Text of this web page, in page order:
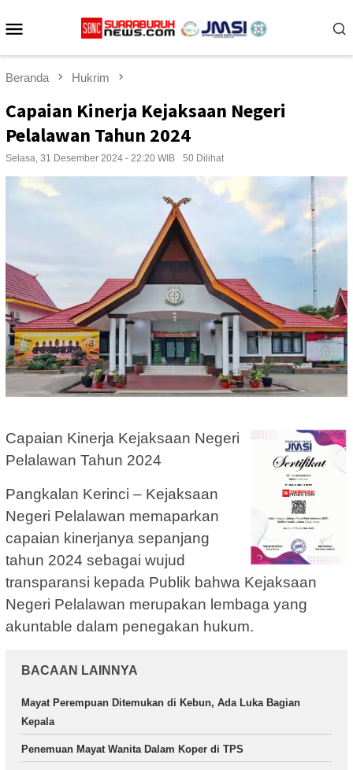
ke
Beranda Hukrim
Capaian Kinerja Kejaksaan Negeri
Pelalawan Tahun 2024
Selasa, 31 Desember 2024 - 22:20 WIB 50 Dilihat
Capaian Kinerja Kejaksaan Negeri
Pelalawan Tahun 2024
Pangkalan Kerinci – Kejaksaan
Negeri Pelalawan memaparkan
capaian kinerjanya sepanjang
tahun 2024 sebagai wujud
transparansi kepada Publik bahwa Kejaksaan
Negeri Pelalawan merupakan lembaga yang
akuntable dalam penegakan hukum.
BACAAN LAINNYA
Mayat Perempuan Ditemukan di Kebun, Ada Luka Bagian
Kepala
Penemuan Mayat Wanita Dalam Koper di TPS